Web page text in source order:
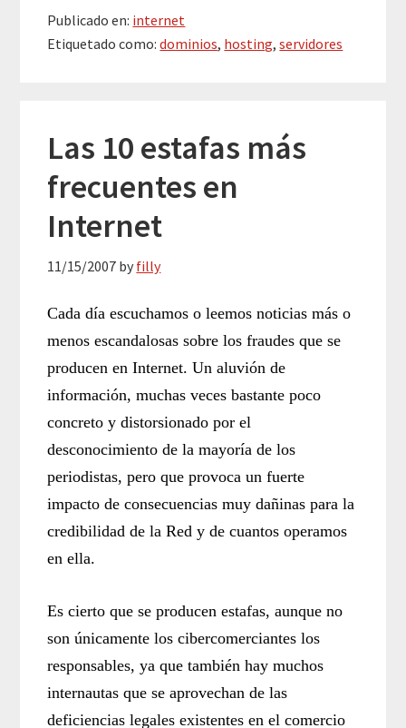
Publicado en: internet
Etiquetado como:dominios, hosting,servidores
Las 10 estafas más
frecuentes en
Internet
11/15/2007 by filly
Cada día escuchamos o leemos noticias más o
menos escandalosas sobre los fraudes que se
producen en Internet. Un aluvión de
información, muchas veces bastante poco
concreto y distorsionado por el
desconocimiento de la mayoría de los
periodistas, pero que provoca un fuerte
impacto de consecuencias muy dañinas para la
credibilidad de la Red y de cuantos operamos
en ella.
Es cierto que se producen estafas, aunque no
son únicamente los cibercomerciantes los
responsables, ya que también hay muchos
internautas que se aprovechan de las
deficiencias legales existentes en el comercio